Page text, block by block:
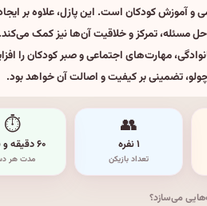
و آموزش کودکان است. این پازل، علاوه بر
مسئله، تمرکز و خلاقیت آن‌ها نیز کمک
مهارت‌های اجتماعی و صبر کودکان را
تضمینی بر کیفیت و اصالت آن خواهد بود.
👥
۱ نفره
تعداد بازیکن
⏱
۶۰ دقیقه و بیشتر
مدت هر
می‌سازد؟